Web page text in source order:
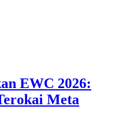
EWC 2026:
Meta